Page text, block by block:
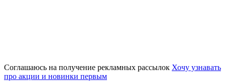
Соглашаюсь на получение рекламных рассылок Хочу узнавать
про акции и новинки первым